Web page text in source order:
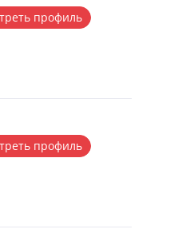
профиль
профиль